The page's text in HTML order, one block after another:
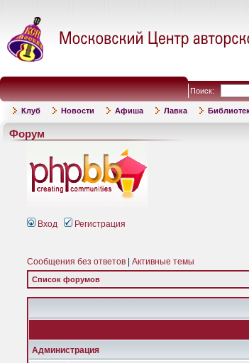
Поиск:
Клуб Новости Афиша Лавка
Форум
Вход Регистрация
Сообщения без ответов Активные темы
Список форумов
Администрация